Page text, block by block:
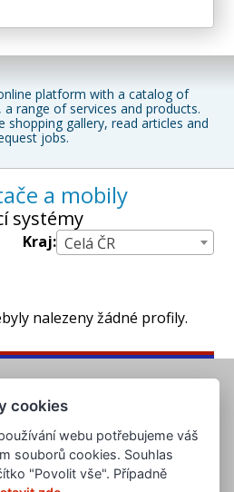
platform with a catalog of
range of services and products.
shopping gallery, read articles and
jobs.
a mobily
systémy
Kraj: Celá ČR
nalezeny žádné profily.
cookies
webu potřebujeme váš
souborů cookies. Souhlas
"Povolit vše". Případně